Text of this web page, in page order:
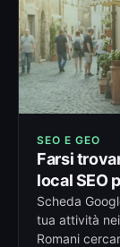
SEO E GEO
Farsi
local SEO
Scheda
tua attività
Romani